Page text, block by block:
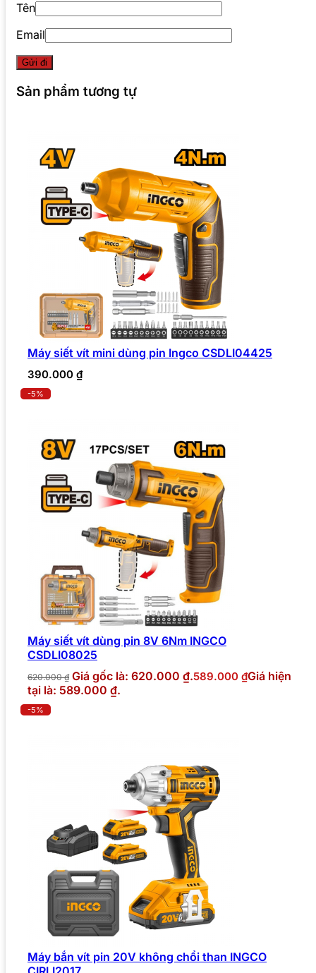
Tên
Email
Sản phẩm tương tự
Máy siết vít mini dùng pin Ingco CSDLI04425
390.000 ₫
-5%
Máy siết vít dùng pin 8V 6Nm INGCO
CSDLI08025
620.000₫ Giá gốc là: 620.000 ₫.589.000 ₫Giá hiện
tại là: 589.000 ₫.
-5%
Máy bắn vít pin 20V không chổi than INGCO